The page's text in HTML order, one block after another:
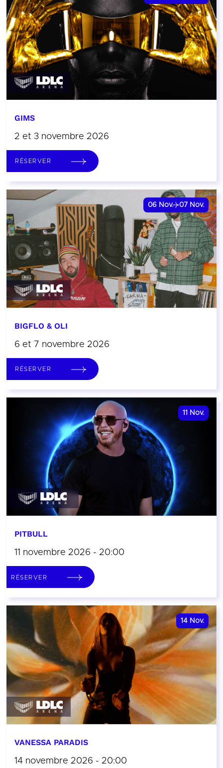
GIMS
2 et 3 novembre 2026
RÉSERVER
06 Nov. 07 Nov.
BIGFLO & OLI
6 et 7 novembre 2026
RÉSERVER
11 Nov.
PITBULL
11 novembre 2026 - 20:00
RÉSERVER
14 Nov.
VANESSA PARADIS
14 novembre 2026 - 20:00